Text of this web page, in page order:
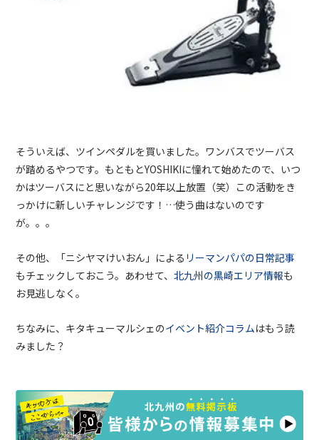
そういえば、ツインペダルを買いました。ワンバスでツーバス
が踏めるやつです。もともとYOSHIKIに憧れて始めたので、いつ
かはツーバスにと思いながら20年以上放置（笑）この活動をき
っかけに新しいチャレンジです！…使う曲はないのです
が。。。
その他、「ニシヤマけいおん」による リーマンパパの日常記事
もチェックしておこう。あわせて、北九州の黒崎エリア情報も
お見逃しなく。
ちなみに、キタキューマルシェのイベント紹介コラムはもう読
みました？